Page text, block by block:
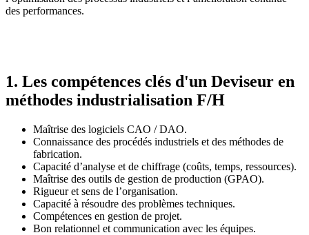
des performances.
1. Les compétences clés d'un Deviseur en
méthodes industrialisation F/H
Maîtrise des logiciels CAO / DAO.
Connaissance des procédés industriels et des méthodes de
fabrication.
Capacité d’analyse et de chiffrage (coûts, temps, ressources).
Maîtrise des outils de gestion de production (GPAO).
Rigueur et sens de l’organisation.
Capacité à résoudre des problèmes techniques.
Compétences en gestion de projet.
Bon relationnel et communication avec les équipes.